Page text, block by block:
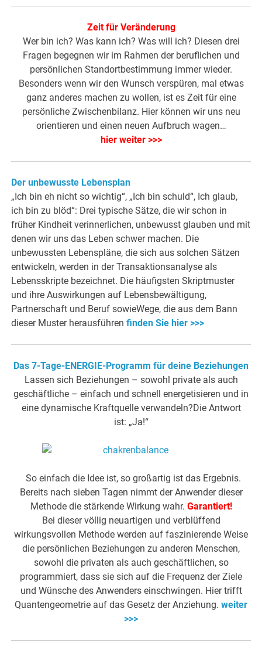
Zeit für Veränderung
Wer bin ich? Was kann ich? Was will ich? Diesen drei
Fragen begegnen wir im Rahmen der beruflichen und
persönlichen Standortbestimmung immer wieder.
Besonders wenn wir den Wunsch verspüren, mal etwas
ganz anderes machen zu wollen, ist es Zeit für eine
persönliche Zwischenbilanz. Hier können wir uns neu
orientieren und einen neuen Aufbruch wagen…
hier weiter >>>
Der unbewusste Lebensplan
„Ich bin eh nicht so wichtig“, „Ich bin schuld“, Ich glaub,
ich bin zu blöd“: Drei typische Sätze, die wir schon in
früher Kindheit verinnerlichen, unbewusst glauben und mit
denen wir uns das Leben schwer machen. Die
unbewussten Lebenspläne, die sich aus solchen Sätzen
entwickeln, werden in der Transaktionsanalyse als
Lebensskripte bezeichnet. Die häufigsten Skriptmuster
und ihre Auswirkungen auf Lebensbewältigung,
Partnerschaft und Beruf sowieWege, die aus dem Bann
dieser Muster herausführenfinden Sie hier >>>
Das 7-Tage-ENERGIE-Programm für deine Beziehungen
Lassen sich Beziehungen – sowohl private als auch
geschäftliche – einfach und schnell energetisieren und in
eine dynamische Kraftquelle verwandeln?Die Antwort
ist: „Ja!“
So einfach die Idee ist, so großartig ist das Ergebnis.
Bereits nach sieben Tagen nimmt der Anwender dieser
Methode die stärkende Wirkung wahr. Garantiert!
Bei dieser völlig neuartigen und verblüffend
wirkungsvollen Methode werden auf faszinierende Weise
die persönlichen Beziehungen zu anderen Menschen,
sowohl die privaten als auch geschäftlichen, so
programmiert, dass sie sich auf die Frequenz der Ziele
und Wünsche des Anwenders einschwingen. Hier trifft
Quantengeometrie auf das Gesetz der Anziehung. weiter
>>>